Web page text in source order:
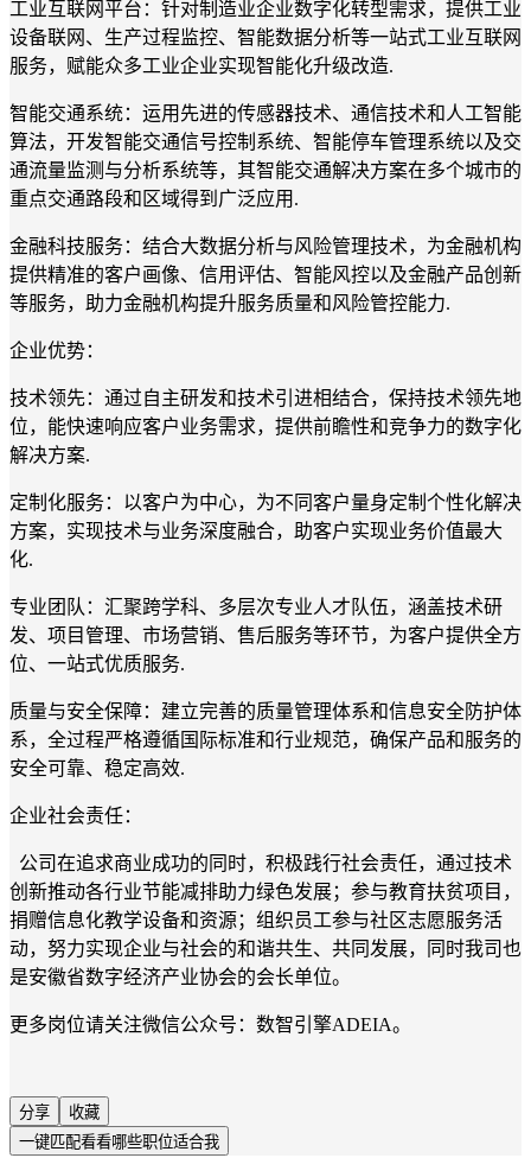
工业互联网平台：针对制造业企业数字化转型需求，提供工业
设备联网、生产过程监控、智能数据分析等一站式工业互联网
服务，赋能众多工业企业实现智能化升级改造.
智能交通系统：运用先进的传感器技术、通信技术和人工智能
算法，开发智能交通信号控制系统、智能停车管理系统以及交
通流量监测与分析系统等，其智能交通解决方案在多个城市的
重点交通路段和区域得到广泛应用.
金融科技服务：结合大数据分析与风险管理技术，为金融机构
提供精准的客户画像、信用评估、智能风控以及金融产品创新
等服务，助力金融机构提升服务质量和风险管控能力.
企业优势：
技术领先：通过自主研发和技术引进相结合，保持技术领先地
位，能快速响应客户业务需求，提供前瞻性和竞争力的数字化
解决方案.
定制化服务：以客户为中心，为不同客户量身定制个性化解决
方案，实现技术与业务深度融合，助客户实现业务价值最大
化.
专业团队：汇聚跨学科、多层次专业人才队伍，涵盖技术研
发、项目管理、市场营销、售后服务等环节，为客户提供全方
位、一站式优质服务.
质量与安全保障：建立完善的质量管理体系和信息安全防护体
系，全过程严格遵循国际标准和行业规范，确保产品和服务的
安全可靠、稳定高效.
企业社会责任：
公司在追求商业成功的同时，积极践行社会责任，通过技术
创新推动各行业节能减排助力绿色发展；参与教育扶贫项目，
捐赠信息化教学设备和资源；组织员工参与社区志愿服务活
动，努力实现企业与社会的和谐共生、共同发展，同时我司也
是安徽省数字经济产业协会的会长单位。
更多岗位请关注微信公众号：数智引擎ADEIA。
分享
收藏
一键匹配看看哪些职位适合我